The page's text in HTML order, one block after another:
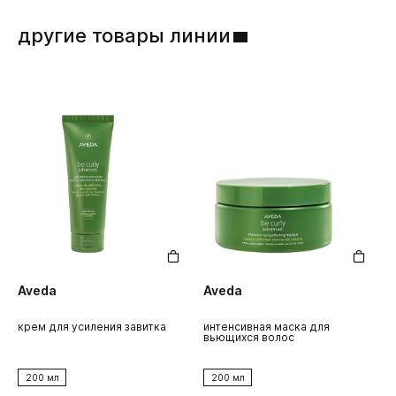
другие товары линии
Aveda
крем для усиления завитка
200 мл
Aveda
интенсивная маска для
вьющихся волос
200 мл